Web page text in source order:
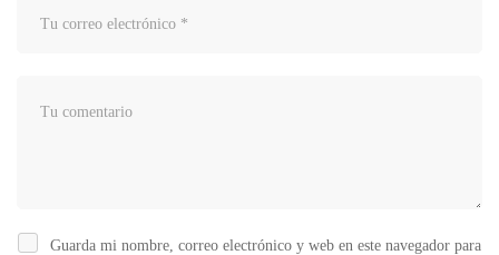
Guarda mi nombre, correo electrónico y web en este navegador para